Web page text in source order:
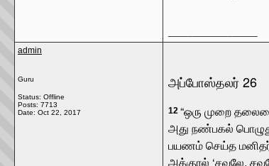
admin
Guru
Status: Offline
Posts: 7713
Date: Oct 22, 2017
அப்போஸ்தலர் 26
12 “ஒரு முறை
அது நண்பகல்
பயணம் செய்த
அக்குரல் ‘சவுலே,